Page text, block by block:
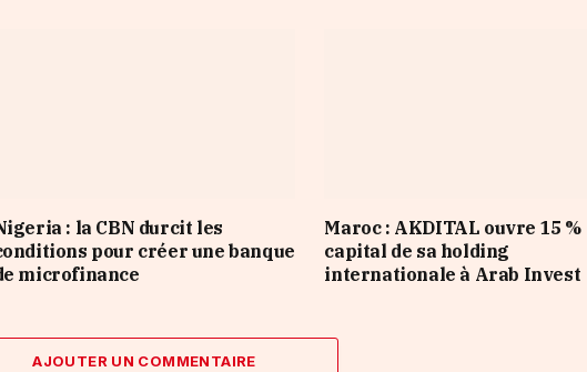
: la CBN durcit les
pour créer une banque
microfinance
Maroc : AKDITAL ouvre 15 %
capital de sa holding
internationale à Arab Invest
AJOUTER UN COMMENTAIRE